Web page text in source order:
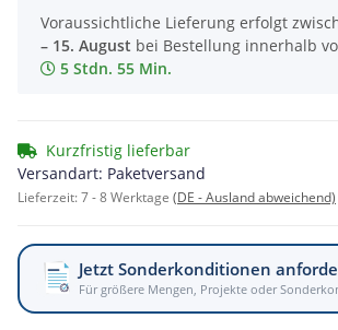
Voraussichtliche Lieferung erfolgt
– 15. August bei Bestellung innerhalb
5 Stdn. 55 Min.
Kurzfristig lieferbar
Versandart: Paketversand
Lieferzeit:7 - 8 Werktage (DE - Ausland abweichend)
Jetzt Sonderkonditionen
Für größere Mengen, Projekte oder